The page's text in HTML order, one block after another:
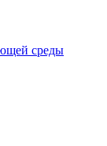
среды